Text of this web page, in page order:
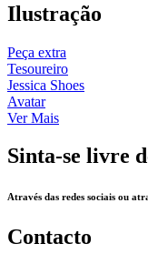
Ilustração
Peça extra
Tesoureiro
Jessica Shoes
Avatar
Ver Mais
Sinta-se livre
Através das redes sociais ou
Contacto